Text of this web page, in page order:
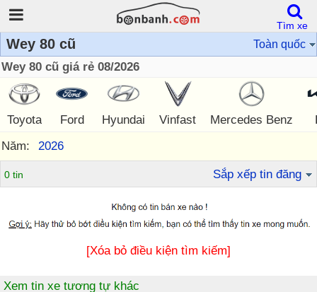
Wey 80 cũ Toàn quốc
Wey 80 cũ giá rẻ 08/2026
Toyota Ford Hyundai Vinfast Mercedes Benz
Năm:
2026
0 tin Sắp xếp tin đăng
[Xóa bỏ điều kiện tìm kiếm]
Xem tin xe tương tự khác
Tìm xe